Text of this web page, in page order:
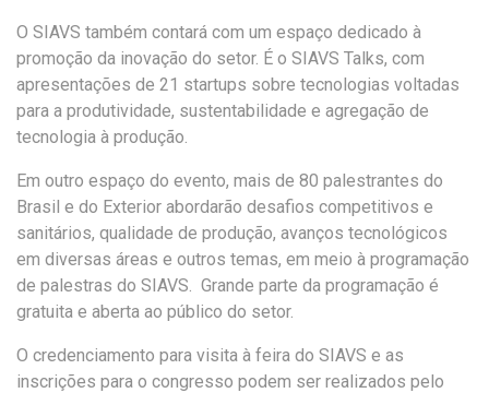
O SIAVS também contará com um espaço dedicado à
promoção da inovação do setor. É o SIAVS Talks, com
apresentações de 21 startups sobre tecnologias voltadas
para a produtividade, sustentabilidade e agregação de
tecnologia à produção.
Em outro espaço do evento, mais de 80 palestrantes do
Brasil e do Exterior abordarão desafios competitivos e
sanitários, qualidade de produção, avanços tecnológicos
em diversas áreas e outros temas, em meio à programação
de palestras do SIAVS. Grande parte da programação é
gratuita e aberta ao público do setor.
O credenciamento para visita à feira do SIAVS e as
inscrições para o congresso podem ser realizados pelo